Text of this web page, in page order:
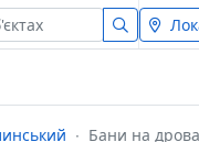
Бани на